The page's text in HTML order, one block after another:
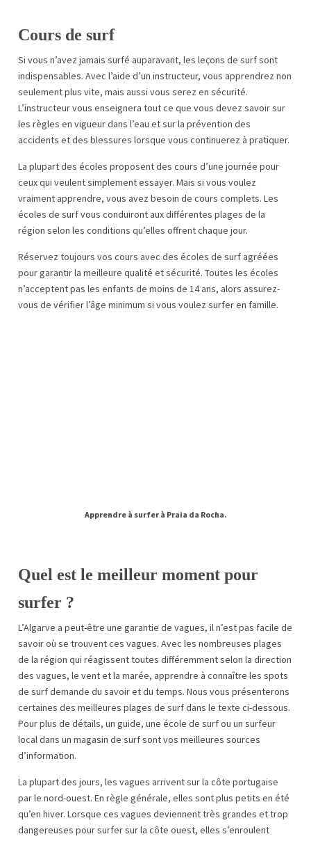
Cours de surf
Si vous n’avez jamais surfé auparavant, les leçons de surf sont
indispensables. Avec l’aide d’un instructeur, vous apprendrez non
seulement plus vite, mais aussi vous serez en sécurité.
L’instructeur vous enseignera tout ce que vous devez savoir sur
les règles en vigueur dans l’eau et sur la prévention des
accidents et des blessures lorsque vous continuerez à pratiquer.
La plupart des écoles proposent des cours d’une journée pour
ceux qui veulent simplement essayer. Mais si vous voulez
vraiment apprendre, vous avez besoin de cours complets. Les
écoles de surf vous conduiront aux différentes plages de la
région selon les conditions qu’elles offrent chaque jour.
Réservez toujours vos cours avec des écoles de surf agréées
pour garantir la meilleure qualité et sécurité. Toutes les écoles
n’acceptent pas les enfants de moins de 14 ans, alors assurez-
vous de vérifier l’âge minimum si vous voulez surfer en famille.
Apprendre à surfer à Praia da Rocha.
Quel est le meilleur moment pour
surfer ?
L’Algarve a peut-être une garantie de vagues, il n’est pas facile de
savoir où se trouvent ces vagues. Avec les nombreuses plages
de la région qui réagissent toutes différemment selon la direction
des vagues, le vent et la marée, apprendre à connaître les spots
de surf demande du savoir et du temps. Nous vous présenterons
certaines des meilleures plages de surf dans le texte ci-dessous.
Pour plus de détails, un guide, une école de surf ou un surfeur
local dans un magasin de surf sont vos meilleures sources
d’information.
La plupart des jours, les vagues arrivent sur la côte portugaise
par le nord-ouest. En règle générale, elles sont plus petits en été
qu’en hiver. Lorsque ces vagues deviennent très grandes et trop
dangereuses pour surfer sur la côte ouest, elles s’enroulent